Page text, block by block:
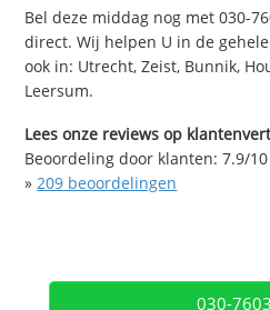
Bel deze middag nog met 030-
direct. Wij helpen U in de
ook in: Utrecht, Zeist, Bunnik,
Leersum.
Lees onze reviews op
Beoordeling door klanten:7.9/10
» 209 beoordelingen
030-